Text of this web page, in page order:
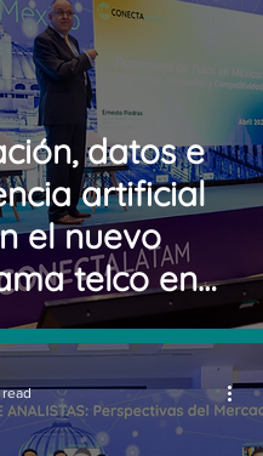
datos e
artificial
el nuevo
telco en